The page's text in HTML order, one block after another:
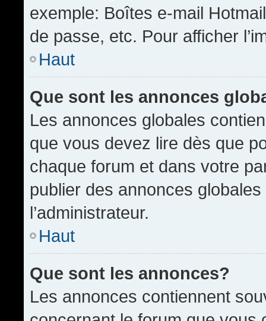
exemple: Boîtes e-mail
de passe, etc. Pour afficher
Haut
Que sont les annonces
Les annonces globales
que vous devez lire dès que
chaque forum et dans votre
publier des annonces
l’administrateur.
Haut
Que sont les annonces?
Les annonces contiennent